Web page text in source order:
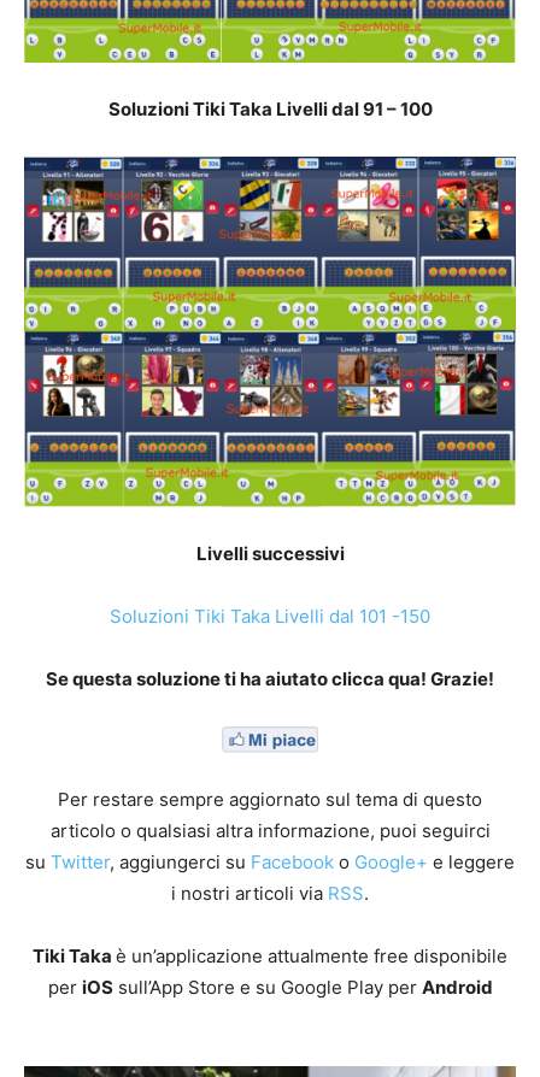
Soluzioni Tiki Taka Livelli dal 91 – 100
Livelli successivi
Soluzioni Tiki Taka Livelli dal 101 -150
Se questa soluzione ti ha aiutato clicca qua! Grazie!
Per restare sempre aggiornato sul tema di questo
articolo o qualsiasi altra informazione, puoi seguirci
su Twitter, aggiungerci su Facebook o Google+ e leggere
i nostri articoli via RSS.
Tiki Taka è un’applicazione attualmente free disponibile
per iOSsull’App Store e su Google Play per Android